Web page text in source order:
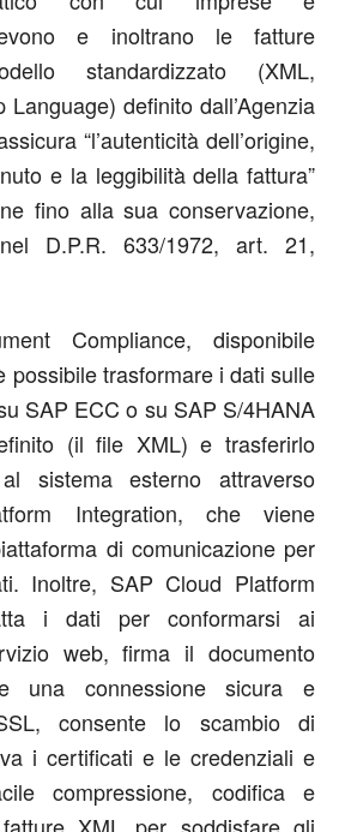
e inoltrano le fatture
standardizzato (XML,
definito dall’Agenzia
“l’autenticità dell’origine,
e la leggibilità della fattura”
fino alla sua conservazione,
D.P.R. 633/1972, art. 21,
Compliance, disponibile
possibile trasformare i dati sulle
SAP ECC o su SAP S/4HANA
(il file XML) e trasferirlo
sistema esterno attraverso
Integration, che viene
di comunicazione per
Inoltre, SAP Cloud Platform
i dati per conformarsi ai
web, firma il documento
una connessione sicura e
consente lo scambio di
i certificati e le credenziali e
compressione, codifica e